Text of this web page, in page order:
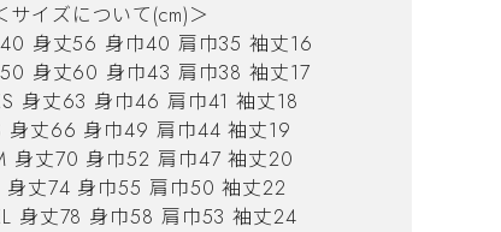
サイズについて(cm)＞
身丈56 身巾40 肩巾35 袖丈16
身丈60 身巾43 肩巾38 袖丈17
身丈63 身巾46 肩巾41 袖丈18
身丈66 身巾49 肩巾44 袖丈19
身丈70 身巾52 肩巾47 袖丈20
身丈74 身巾55 肩巾50 袖丈22
身丈78 身巾58 肩巾53 袖丈24